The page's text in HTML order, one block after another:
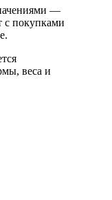
—
с покупками
веса и